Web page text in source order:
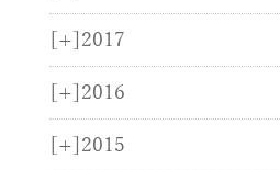
[+] 2017
[+] 2016
[+] 2015